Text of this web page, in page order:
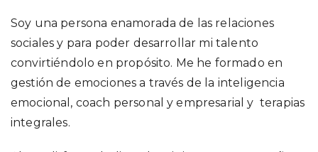
Soy una persona enamorada de las relaciones
sociales y para poder desarrollar mi talento
convirtiéndolo en propósito. Me he formado en
gestión de emociones a través de la inteligencia
emocional, coach personal y empresarial y terapias
integrales.